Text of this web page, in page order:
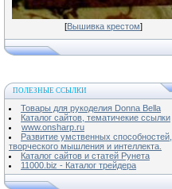
[Вышивка крестом]
ПОЛЕЗНЫЕ ССЫЛКИ
Товары для рукоделия Donna Bella
Каталог сайтов, тематичекие ссылки
www.onsharp.ru
Развитие умственных способностей,
творческого мышления и интеллекта.
Каталог сайтов и статей Рунета
11000.biz - Каталог трейдера